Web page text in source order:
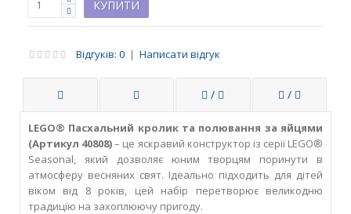
Відгуків: 0 | Написати відгук
/ /
LEGO® Пасхальний кролик та полювання за яйцями
(Артикул 40808)– це яскравий конструктор із серії LEGO®
Seasonal, який дозволяє юним творцям поринути в
атмосферу весняних свят. Ідеально підходить для дітей
віком від 8 років, цей набір перетворює великодню
традицію на захоплюючу пригоду.